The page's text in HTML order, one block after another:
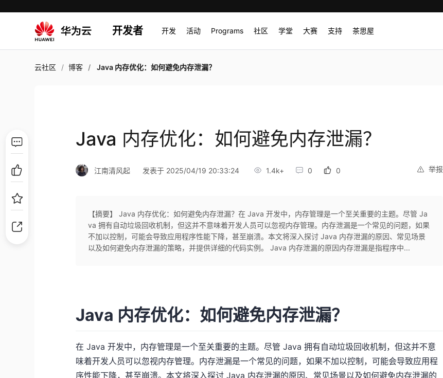
开发者 开发 活动 Programs 社区 学堂 大赛 支持 茶思屋
云社区 博客 Java 内存优化：如何避免内存泄漏？
Java 内存优化：如何避免内存泄漏？
举报
江南清风起 发表于 2025/04/19 20:33:24 1.4k+ 0 0
【摘要】 Java 内存优化：如何避免内存泄漏？在 Java 开发中，内存管理是一个至关重要的主题。尽管 Ja
va 拥有自动垃圾回收机制，但这并不意味着开发人员可以忽视内存管理。内存泄漏是一个常见的问题，如果
不加以控制，可能会导致应用程序性能下降，甚至崩溃。本文将深入探讨 Java 内存泄漏的原因、常见场景
以及如何避免内存泄漏的策略，并提供详细的代码实例。 Java 内存泄漏的原因内存泄漏是指程序中...
Java 内存优化：如何避免内存泄漏？
在 Java 开发中，内存管理是一个至关重要的主题。尽管 Java 拥有自动垃圾回收机制，但这并不意
味着开发人员可以忽视内存管理。内存泄漏是一个常见的问题，如果不加以控制，可能会导致应用程
序性能下降，甚至崩溃。本文将深入探讨 Java 内存泄漏的原因、常见场景以及如何避免内存泄漏的